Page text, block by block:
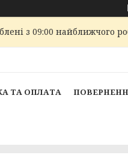
з 09:00 найближчого
ТА ОПЛАТА